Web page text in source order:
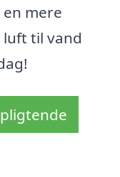
mere
til vand